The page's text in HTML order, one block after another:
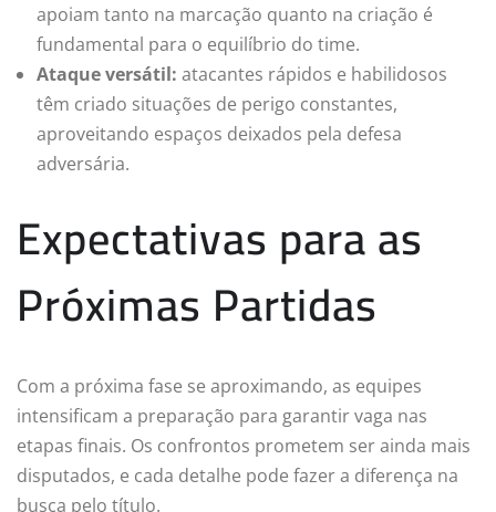
apoiam tanto na marcação quanto na criação é
fundamental para o equilíbrio do time.
Ataque versátil: atacantes rápidos e habilidosos
têm criado situações de perigo constantes,
aproveitando espaços deixados pela defesa
adversária.
Expectativas para as
Próximas Partidas
Com a próxima fase se aproximando, as equipes
intensificam a preparação para garantir vaga nas
etapas finais. Os confrontos prometem ser ainda mais
disputados, e cada detalhe pode fazer a diferença na
busca pelo título.